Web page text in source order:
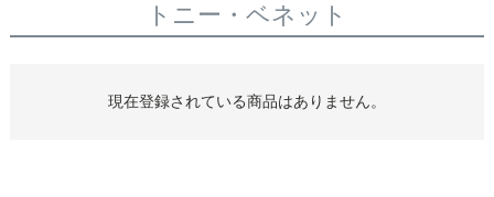
トニー・ベネット
現在登録されている商品はありません。